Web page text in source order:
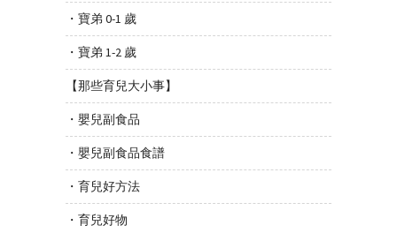
・寶弟 0-1 歲
・寶弟 1-2 歲
【那些育兒大小事】
・嬰兒副食品
・嬰兒副食品食譜
・育兒好方法
・育兒好物